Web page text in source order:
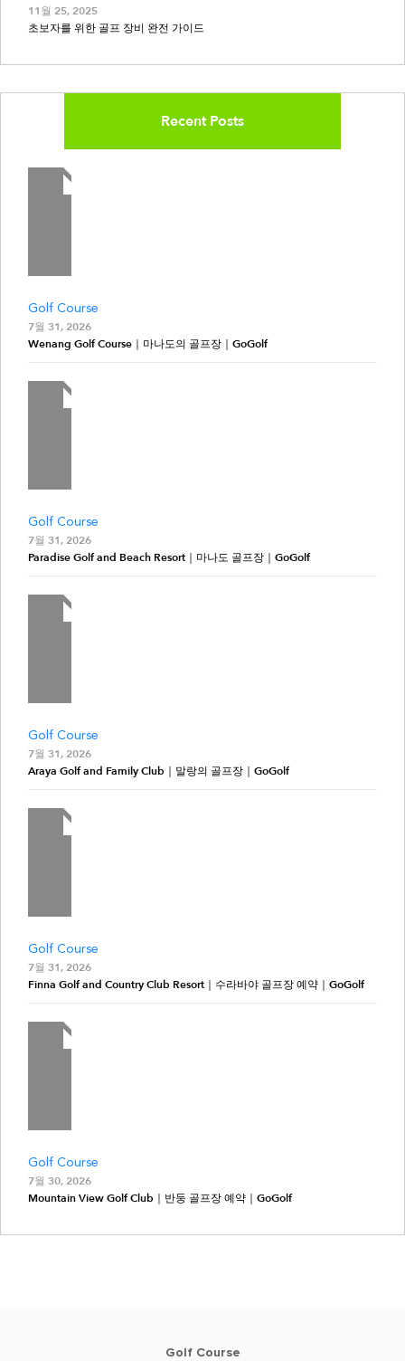
11월 25, 2025
초보자를 위한 골프 장비 완전 가이드
Recent Posts
Golf Course
7월 31, 2026
Wenang Golf Course｜마나도의 골프장｜GoGolf
Golf Course
7월 31, 2026
Paradise Golf and Beach Resort｜마나도 골프장｜GoGolf
Golf Course
7월 31, 2026
Araya Golf and Family Club｜말랑의 골프장｜GoGolf
Golf Course
7월 31, 2026
Finna Golf and Country Club Resort｜수라바야 골프장 예약｜GoGolf
Golf Course
7월 30, 2026
Mountain View Golf Club｜반둥 골프장 예약｜GoGolf
Golf Course